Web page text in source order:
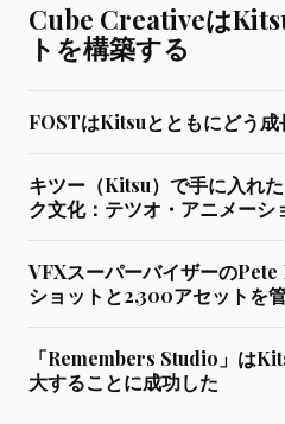
Cube Creativeは
トを構築する
FOSTはKitsuとともにどう成
キツー（Kitsu）で手に入れ
ク文化：テツオ・アニメーシ
VFXスーパーバイザーの
ショットと2,300アセットを
「Remembers Studio」は
大することに成功した